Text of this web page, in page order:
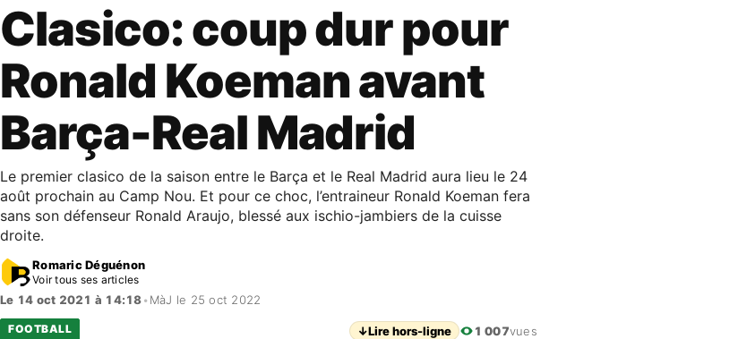
Clasico: coup dur pour
Ronald Koeman avant
Barça-Real Madrid
Le premier clasico de la saison entre le Barça et le Real Madrid aura lieu le 24
août prochain au Camp Nou. Et pour ce choc, l’entraineur Ronald Koeman fera
sans son défenseur Ronald Araujo, blessé aux ischio-jambiers de la cuisse
droite.
Romaric Déguénon
Voir tous ses articles
Le 14 oct 2021 à 14:18• MàJ le 25 oct 2022
FOOTBALL ↓Lire hors-ligne 1 007vues